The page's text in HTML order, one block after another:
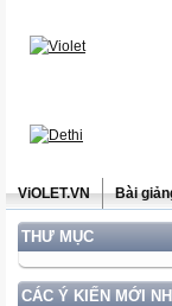
ViOLET.VN Bài
THƯ MỤC
CÁC Ý KIẾN MỚI